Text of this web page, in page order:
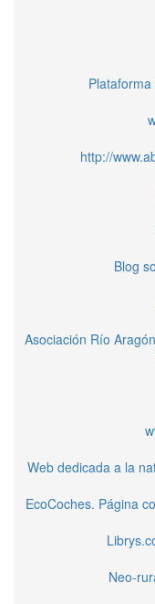
http://
Blog
Asociación Río
Web dedicada a la
EcoCoches. Página
Neo-